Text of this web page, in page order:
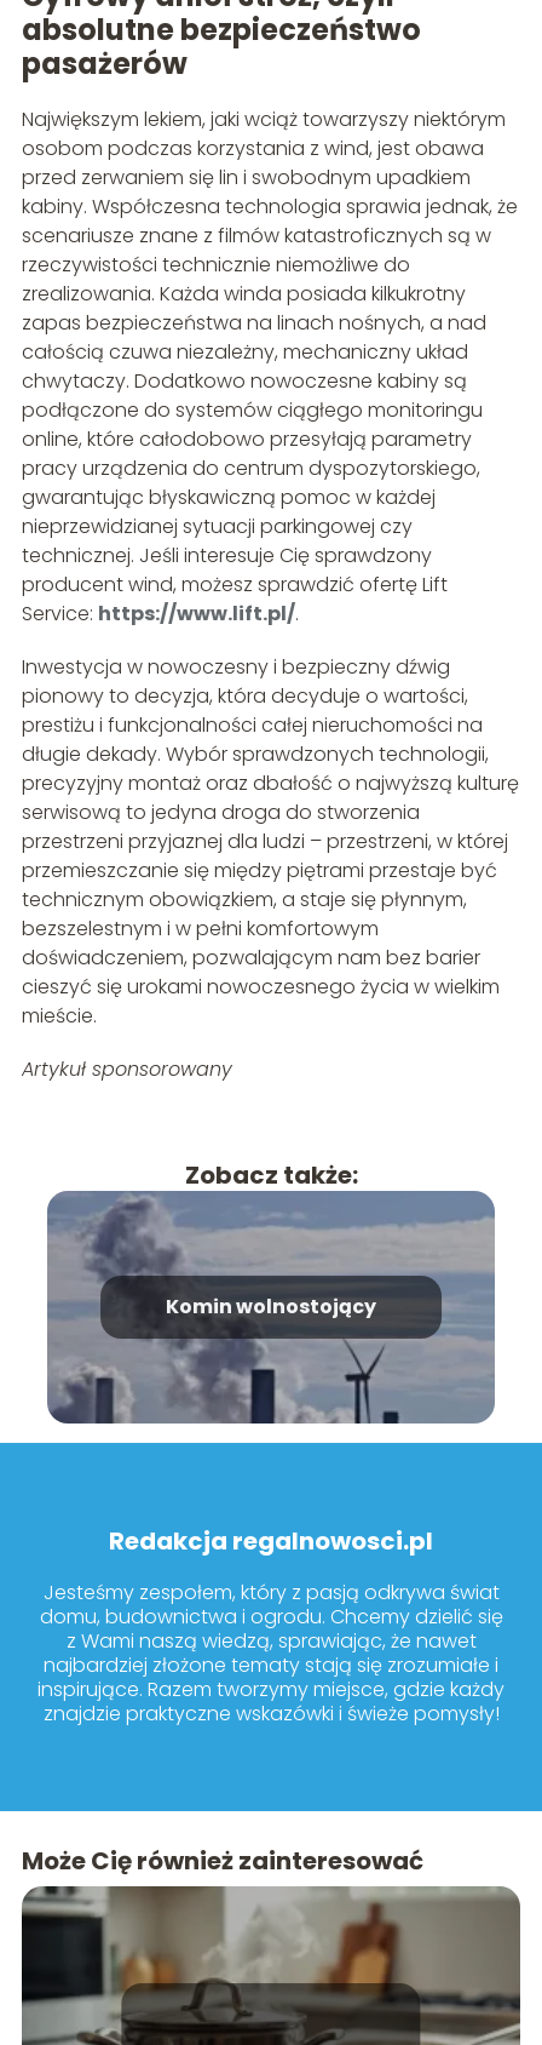
absolutne bezpieczeństwo
pasażerów
Największym lekiem, jaki wciąż towarzyszy niektórym
osobom podczas korzystania z wind, jest obawa
przed zerwaniem się lin i swobodnym upadkiem
kabiny. Współczesna technologia sprawia jednak, że
scenariusze znane z filmów katastroficznych są w
rzeczywistości technicznie niemożliwe do
zrealizowania. Każda winda posiada kilkukrotny
zapas bezpieczeństwa na linach nośnych, a nad
całością czuwa niezależny, mechaniczny układ
chwytaczy. Dodatkowo nowoczesne kabiny są
podłączone do systemów ciągłego monitoringu
online, które całodobowo przesyłają parametry
pracy urządzenia do centrum dyspozytorskiego,
gwarantując błyskawiczną pomoc w każdej
nieprzewidzianej sytuacji parkingowej czy
technicznej. Jeśli interesuje Cię sprawdzony
producent wind, możesz sprawdzić ofertę Lift
Service: https://www.lift.pl/.
Inwestycja w nowoczesny i bezpieczny dźwig
pionowy to decyzja, która decyduje o wartości,
prestiżu i funkcjonalności całej nieruchomości na
długie dekady. Wybór sprawdzonych technologii,
precyzyjny montaż oraz dbałość o najwyższą kulturę
serwisową to jedyna droga do stworzenia
przestrzeni przyjaznej dla ludzi – przestrzeni, w której
przemieszczanie się między piętrami przestaje być
technicznym obowiązkiem, a staje się płynnym,
bezszelestnym i w pełni komfortowym
doświadczeniem, pozwalającym nam bez barier
cieszyć się urokami nowoczesnego życia w wielkim
mieście.
Artykuł sponsorowany
Zobacz także:
Komin wolnostojący
Redakcja regalnowosci.pl
Jesteśmy zespołem, który z pasją odkrywa świat
domu, budownictwa i ogrodu. Chcemy dzielić się
z Wami naszą wiedzą, sprawiając, że nawet
najbardziej złożone tematy stają się zrozumiałe i
inspirujące. Razem tworzymy miejsce, gdzie każdy
znajdzie praktyczne wskazówki i świeże pomysły!
Może Cię również zainteresować